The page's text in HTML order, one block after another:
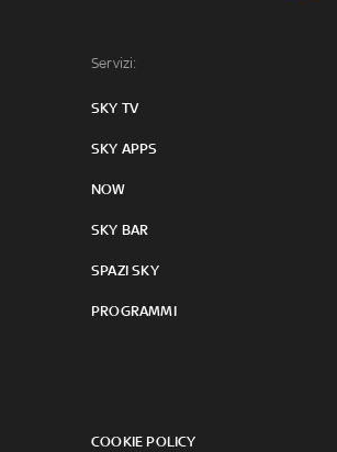
Servizi:
SKY TV
SKY APPS
NOW
SKY BAR
SPAZI SKY
PROGRAMMI
COOKIE POLICY